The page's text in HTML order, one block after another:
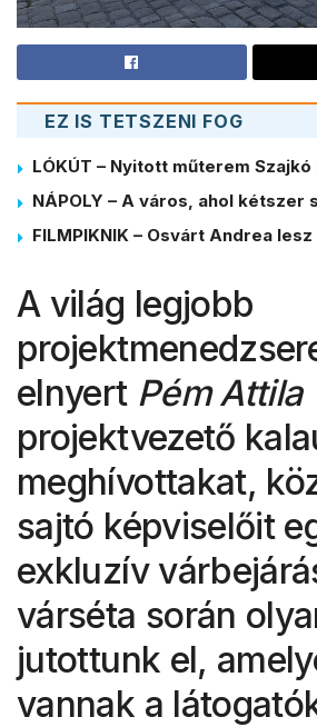
EZ IS TETSZENI FOG
LÓKÚT – Nyitott műterem
NÁPOLY – A város, ahol kétszer
FILMPIKNIK – Osvárt Andrea
A világ legjobb
elnyert Pém Attila
projektvezető
meghívottakat,
sajtó képviselőit
exkluzív
várséta során
jutottunk el,
vannak a